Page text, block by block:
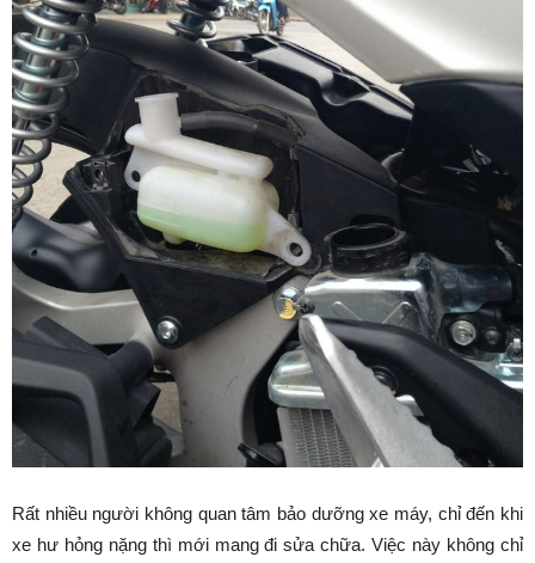
Rất nhiều người không quan tâm bảo dưỡng xe máy, chỉ đến khi
xe hư hỏng nặng thì mới mang đi sửa chữa. Việc này không chỉ